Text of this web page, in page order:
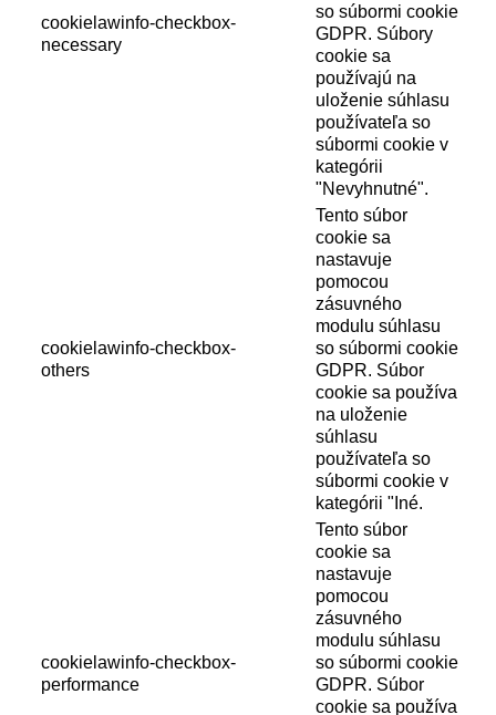
cookielawinfo-checkbox-
necessary
so súbormi cookie
GDPR. Súbory
cookie sa
používajú na
uloženie súhlasu
používateľa so
súbormi cookie v
kategórii
"Nevyhnutné".
cookielawinfo-checkbox-
others
Tento súbor
cookie sa
nastavuje
pomocou
zásuvného
modulu súhlasu
so súbormi cookie
GDPR. Súbor
cookie sa používa
na uloženie
súhlasu
používateľa so
súbormi cookie v
kategórii "Iné.
cookielawinfo-checkbox-
performance
Tento súbor
cookie sa
nastavuje
pomocou
zásuvného
modulu súhlasu
so súbormi cookie
GDPR. Súbor
cookie sa používa